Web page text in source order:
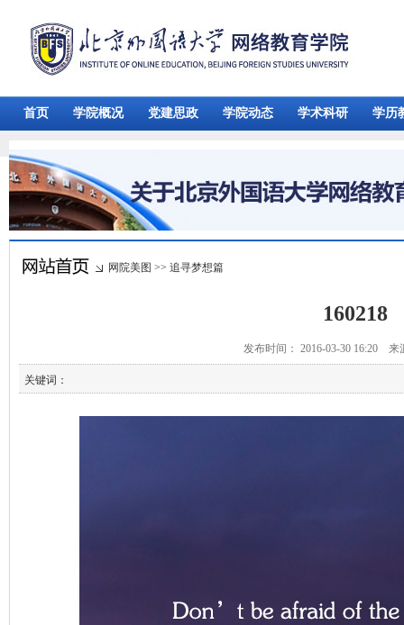
首页 学院概况 党建思政 学院动态 学术科研 学历
网院美图 >> 追寻梦想篇
160218
发布时间： 2016-03-30 16:20
关键词：